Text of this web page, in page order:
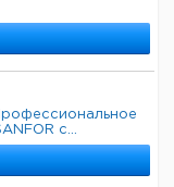
с...